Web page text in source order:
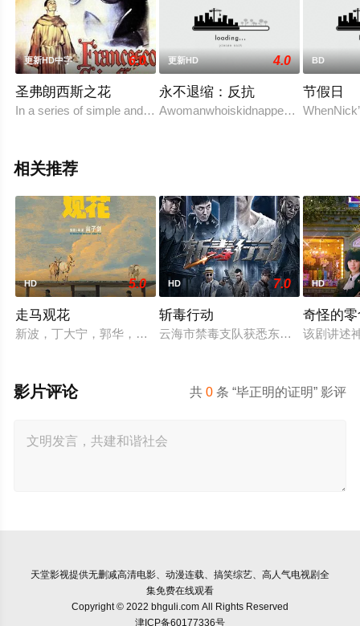
更新HD中字 6.0
圣弗朗西斯之花
In a series of simple and joyous vignettes, director Roberto
更新HD 4.0
永不退缩：反抗
BD
节假日
相关推荐
HD 5.0
走马观花
新波，丁大宁，郭华，程一木他们毕业于同一所大学。他们和
HD 7.0
斩毒行动
云海市禁毒支队获悉东南亚毒王廖爷
HD
奇怪的
该剧讲述
共0 条 “毕正明的证明” 影评
影片评论
天堂影视提供无删减高清电影、动漫连载、搞笑综艺、高人气电视剧全
集免费在线观看
Copyright © 2022 bhguli.com All Rights Reserved
津ICP备60177336号